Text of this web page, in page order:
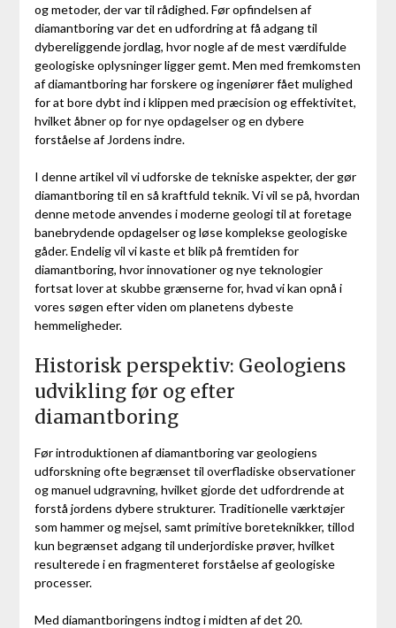
og metoder, der var til rådighed. Før opfindelsen af
diamantboring var det en udfordring at få adgang til
dybereliggende jordlag, hvor nogle af de mest værdifulde
geologiske oplysninger ligger gemt. Men med fremkomsten
af diamantboring har forskere og ingeniører fået mulighed
for at bore dybt ind i klippen med præcision og effektivitet,
hvilket åbner op for nye opdagelser og en dybere
forståelse af Jordens indre.
I denne artikel vil vi udforske de tekniske aspekter, der gør
diamantboring til en så kraftfuld teknik. Vi vil se på, hvordan
denne metode anvendes i moderne geologi til at foretage
banebrydende opdagelser og løse komplekse geologiske
gåder. Endelig vil vi kaste et blik på fremtiden for
diamantboring, hvor innovationer og nye teknologier
fortsat lover at skubbe grænserne for, hvad vi kan opnå i
vores søgen efter viden om planetens dybeste
hemmeligheder.
Historisk perspektiv: Geologiens
udvikling før og efter
diamantboring
Før introduktionen af diamantboring var geologiens
udforskning ofte begrænset til overfladiske observationer
og manuel udgravning, hvilket gjorde det udfordrende at
forstå jordens dybere strukturer. Traditionelle værktøjer
som hammer og mejsel, samt primitive boreteknikker, tillod
kun begrænset adgang til underjordiske prøver, hvilket
resulterede i en fragmenteret forståelse af geologiske
processer.
Med diamantboringens indtog i midten af det 20.